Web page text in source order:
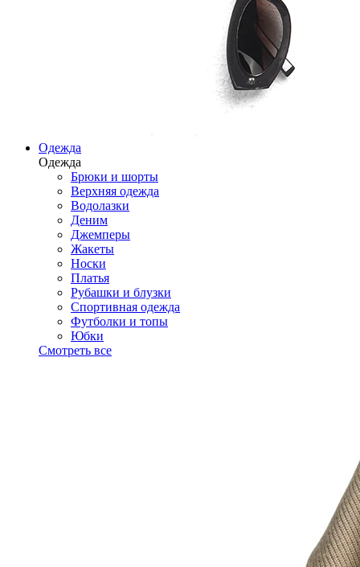
Одежда
Одежда
Брюки и шорты
Верхняя одежда
Водолазки
Деним
Джемперы
Жакеты
Носки
Платья
Рубашки и блузки
Спортивная одежда
Футболки и топы
Юбки
Смотреть все